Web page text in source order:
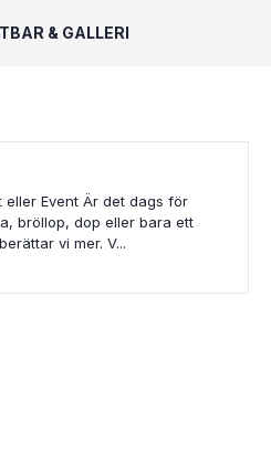
& GALLERI
Event Är det dags för
bröllop, dop eller bara ett
vi mer. V...